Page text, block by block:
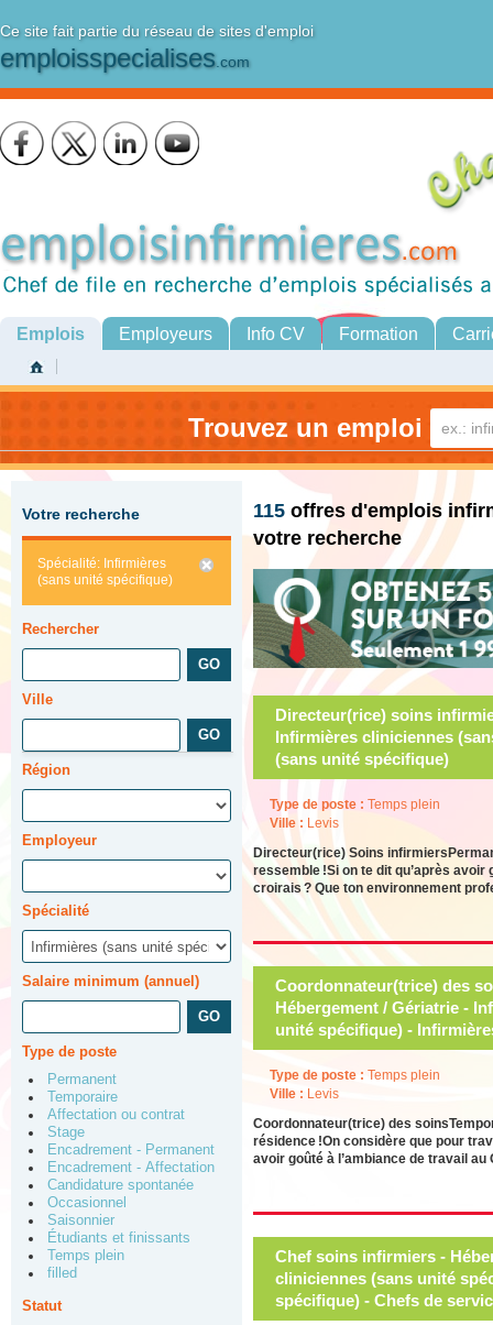
Ce site fait partie du réseau de sites d'emploi
emploisspecialises.com
Emplois Employeurs Info CV Formation
Trouvez un emploi
Votre recherche
Spécialité: Infirmières
(sans unité spécifique)
Rechercher
Ville
Région
Employeur
Spécialité
Salaire minimum (annuel)
Type de poste
Permanent
Temporaire
Affectation ou contrat
Stage
Encadrement - Permanent
Encadrement - Affectation
Candidature spontanée
Occasionnel
Saisonnier
Étudiants et finissants
Temps plein
filled
Statut
115 offres d'emplois
votre recherche
Directeur(rice) soins
Infirmières cliniciennes
(sans unité spécifique)
Type de poste : Temps plein
Ville : Levis
Directeur(rice) Soins
ressemble !Si on te dit qu’après
croirais ? Que ton environnement
Coordonnateur(trice) des
Hébergement / Gériatrie -
unité spécifique) -
Type de poste : Temps plein
Ville : Levis
Coordonnateur(trice) des
résidence !On considère que pour
avoir goûté à l’ambiance de travail
Chef soins infirmiers -
cliniciennes (sans unité
spécifique) - Chefs de